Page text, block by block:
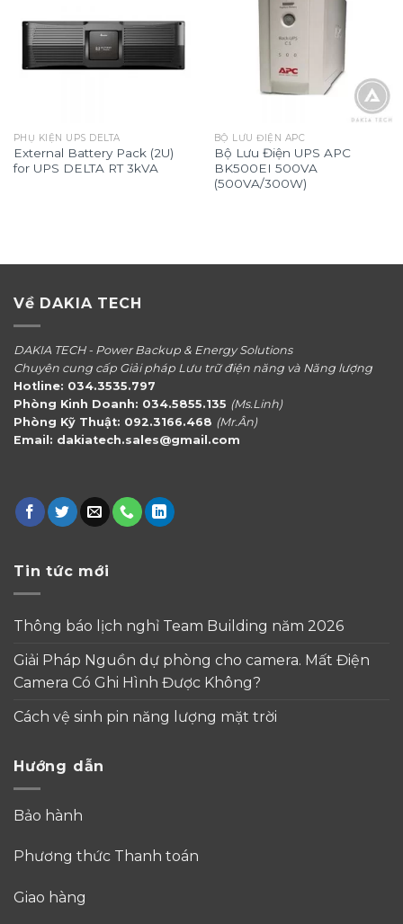
PHỤ KIỆN UPS DELTA
External Battery Pack (2U)
for UPS DELTA RT 3kVA
BỘ LƯU ĐIỆN APC
Bộ Lưu Điện UPS APC
BK500EI 500VA
(500VA/300W)
Về DAKIA TECH
DAKIA TECH - Power Backup & Energy Solutions
Chuyên cung cấp Giải pháp Lưu trữ điện năng và Năng lượng
Hotline: 034.3535.797
Phòng Kinh Doanh: 034.5855.135 (Ms.Linh)
Phòng Kỹ Thuật: 092.3166.468 (Mr.Ân)
Email: dakiatech.sales@gmail.com
Tin tức mới
Thông báo lịch nghỉ Team Building năm 2026
Giải Pháp Nguồn dự phòng cho camera. Mất Điện
Camera Có Ghi Hình Được Không?
Cách vệ sinh pin năng lượng mặt trời
Hướng dẫn
Bảo hành
Phương thức Thanh toán
Giao hàng